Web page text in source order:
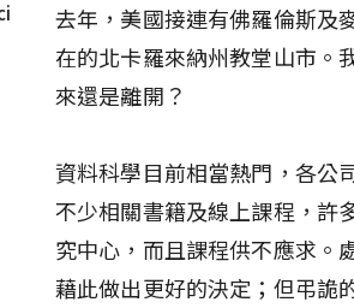
去年，美國接連有佛羅倫斯及
在的北卡羅來納州教堂山市。
來還是離開？
資料科學目前相當熱門，各公
不少相關書籍及線上課程，許
究中心，而且課程供不應求。
藉此做出更好的決定；但弔詭